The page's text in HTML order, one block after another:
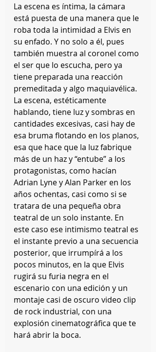
La escena es íntima, la cámara
está puesta de una manera que le
roba toda la intimidad a Elvis en
su enfado. Y no solo a él, pues
también muestra al coronel como
el ser que lo escucha, pero ya
tiene preparada una reacción
premeditada y algo maquiavélica.
La escena, estéticamente
hablando, tiene luz y sombras en
cantidades excesivas, casi hay de
esa bruma flotando en los planos,
esa que hace que la luz fabrique
más de un haz y “entube” a los
protagonistas, como hacían
Adrian Lyne y Alan Parker en los
años ochentas, casi como si se
tratara de una pequeña obra
teatral de un solo instante. En
este caso ese intimismo teatral es
el instante previo a una secuencia
posterior, que irrumpírá a los
pocos minutos, en la que Elvis
rugirá su furia negra en el
escenario con una edición y un
montaje casi de oscuro video clip
de rock industrial, con una
explosión cinematográfica que te
hará abrir la boca.